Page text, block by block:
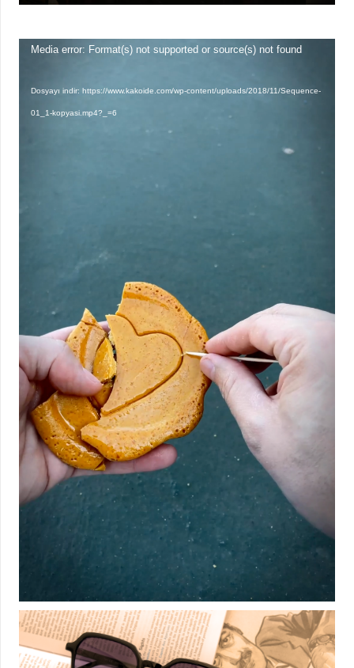
Video
Media error: Format(s) not supported or source(s) not found
Dosyayı indir: https://www.kakoide.com/wp-content/uploads/2018/11/Sequence-
01_1-kopyasi.mp4?_=6